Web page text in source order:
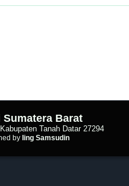
Barat
Tanah Datar 27294
by Iing Samsudin